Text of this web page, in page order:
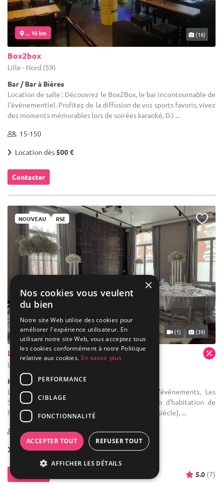
... 16 km (16)
Box2box
Lille - Nord (59)
Bar / Bar à Bières
Location de salle : Découvrez le Box2Box, le bar incontournable de
l'événementiel. Profitez de la diffusion de vos sports favoris, vivez
des moments mémorables lors de soirées karaoké, DJ ...
15-150
Location dès500 €
Contacter
NOUVEAU RSE
... 16 km (1) (39)
Les Salons de l'Urban
Lille - Nord (59)
Hôtel / Hôtel 3***
Location de salle : Avant de devenir lieux d'évènements, Les
Salons de l'Urban étaient à l'origine la maison d'habitation de
Monsieur Crépelle (construite début du XXème siècle), ...
1-120 80 max
Forfait dès38 € / pers.
Contacter 5.0 (7)
×
Nos cookies vous veulent
du bien
Notre site Web utilise des cookies pour
améliorer l'expérience utilisateur. En
utilisant notre site Web, vous acceptez tous
les cookies conformément à notre Politique
relative aux cookies. En savoir plus
PERFORMANCE
CIBLAGE
FONCTIONNALITÉ
ACCEPTER TOUT REFUSER TOUT
AFFICHER LES DÉTAILS